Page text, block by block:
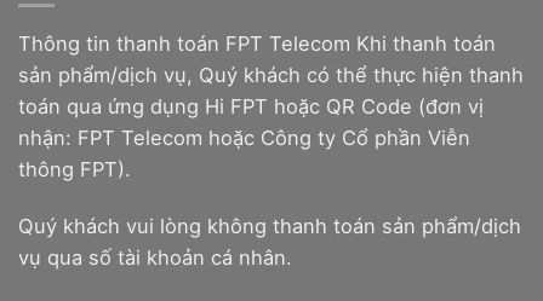
Thông tin thanh toán FPT Telecom Khi thanh toán
sản phẩm/dịch vụ, Quý khách có thể thực hiện thanh
toán qua ứng dụng Hi FPT hoặc QR Code (đơn vị
nhận: FPT Telecom hoặc Công ty Cổ phần Viễn
thông FPT).
Quý khách vui lòng không thanh toán sản phẩm/dịch
vụ qua số tài khoản cá nhân.